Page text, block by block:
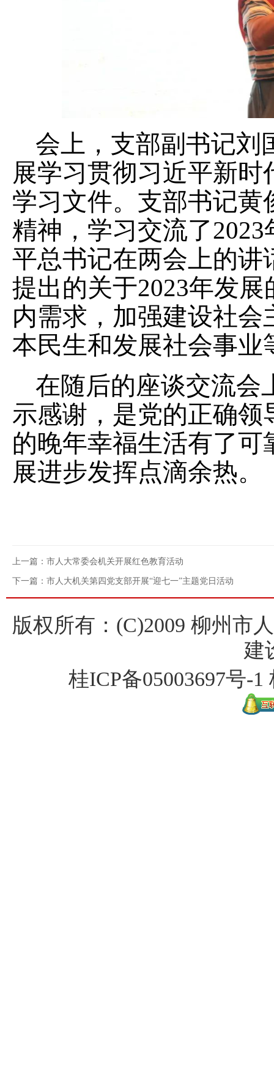
会上，支部副书记刘
展学习贯彻习近平新
学习文件。支部书记
精神，学习交流了
平总书记在两会上的
提出的关于2023年发
内需求，加强建设社
本民生和发展社会事业
在随后的座谈交流会
示感谢，是党的正确
的晚年幸福生活有了
展进步发挥点滴余热。
上一篇：市人大常委会机关开展红色教育活动
下一篇：市人大机关第四党支部开展“迎七一”主题党日活动
版权所有：(C)2009 柳州市
建
桂ICP备05003697号-1